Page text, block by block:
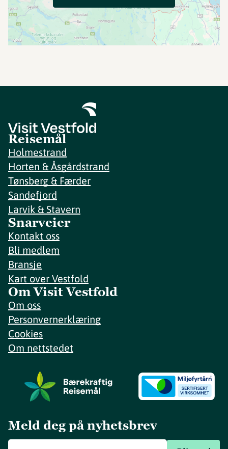
Reisemål
Holmestrand
Horten & Åsgårdstrand
Tønsberg & Færder
Sandefjord
Larvik & Stavern
Snarveier
Kontakt oss
Bli medlem
Bransje
Kart over Vestfold
Om Visit Vestfold
Om oss
Personvernerklæring
Cookies
Om nettstedet
Meld deg på nyhetsbrev